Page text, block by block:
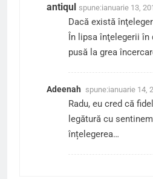
antiqul spune:ianuarie 13,
Dacă există
În lipsa înţelegerii în
pusă la grea
Adeenah spune:ianuarie 14,
Radu, eu cred că
legătură cu
înțelegerea…